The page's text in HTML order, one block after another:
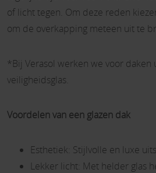
of licht tegen. Om deze reden
om de overkapping meteen uit te
*Bij Verasol werken we voor daken
veiligheidsglas.
Voordelen van een glazen dak
Esthetiek: Stijlvolle en luxe
Lekker licht: Met helder glas